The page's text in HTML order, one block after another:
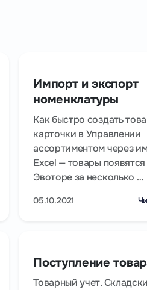
Импорт и экспорт
номенклатуры
Как быстро создать
карточки в Управлении
ассортиментом через
Excel — товары появятся
Эвоторе за несколько …
05.10.2021
Поступление
Товарный учет.